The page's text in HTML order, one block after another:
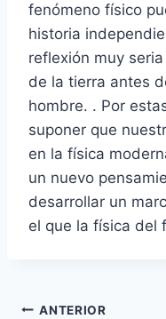
fenómeno físico
historia
reflexión muy
de la tierra antes
hombre. . Por
suponer que
en la física
un nuevo
desarrollar un
el que la física del
ANTERIOR